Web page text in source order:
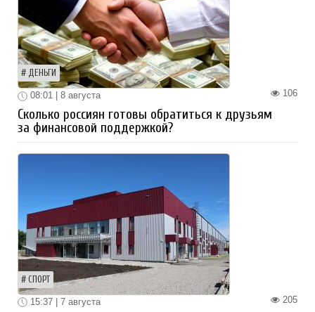
ДЕНЬГИ
106
08:01 | 8 августа
Сколько россиян готовы обратиться к друзьям
за финансовой поддержкой?
СПОРТ
205
15:37 | 7 августа